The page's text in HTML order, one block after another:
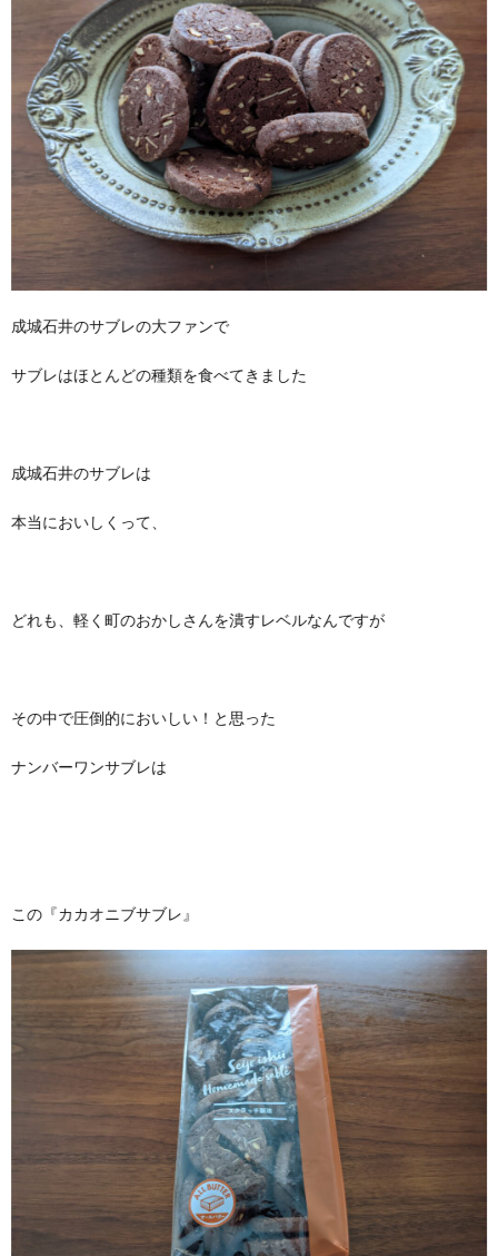
成城石井のサブレの大ファンで
サブレはほとんどの種類を食べてきました
成城石井のサブレは
本当においしくって、
どれも、軽く町のおかしさんを潰すレベルなんですが
その中で圧倒的においしい！と思った
ナンバーワンサブレは
この『カカオニブサブレ』